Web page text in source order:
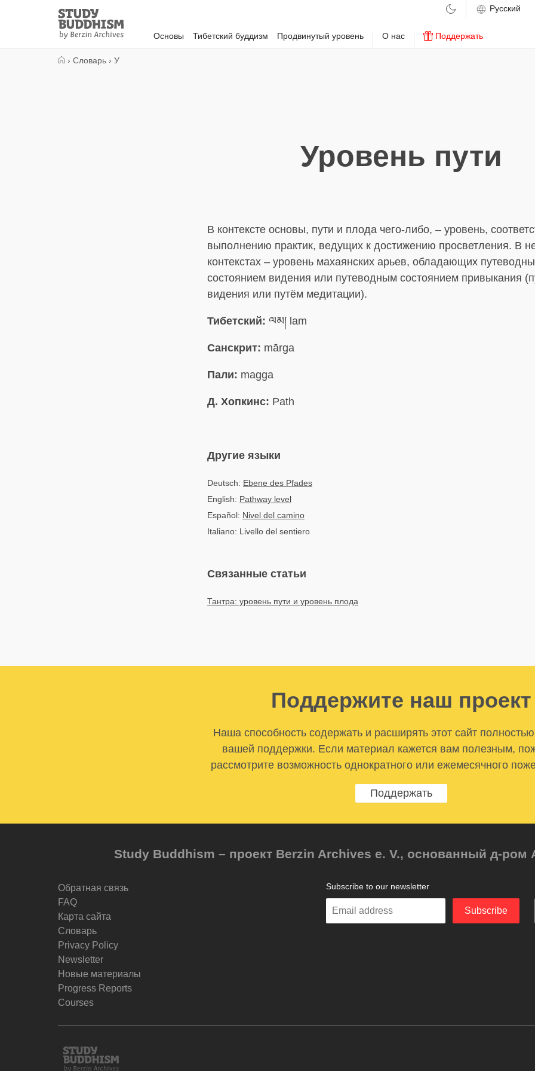
Study
Buddhism
Home
Основы Тибетский буддизм Продвинутый уровень О нас Поддержать
› Словарь › У
Уровень пути
В контексте основы, пути и плода чего-либо, – уровень,
выполнению практик, ведущих к достижению просветления. В
контекстах – уровень махаянских арьев, обладающих
состоянием видения или путеводным состоянием привыкания
видения или путём медитации).
Тибетский: ལམ། lam
Санскрит: mārga
Пали: magga
Д. Хопкинс: Path
Другие языки
Deutsch: Ebene des Pfades
English: Pathway level
Español: Nivel del camino
Italiano: Livello del sentiero
Связанные статьи
Тантра: уровень пути и уровень плода
Поддержите наш проект
Наша способность содержать и расширять этот сайт полностью
вашей поддержки. Если материал кажется вам полезным,
рассмотрите возможность однократного или ежемесячного
Поддержать
Study Buddhism – проект Berzin Archives e. V., основанный д-
Обратная связь
FAQ
Карта сайта
Словарь
Privacy Policy
Newsletter
Новые материалы
Progress Reports
Courses
Subscribe to our newsletter
Enter
Subscribe
Study